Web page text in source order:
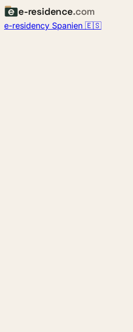
e-residence.com
e-residency Spanien 🇪🇸